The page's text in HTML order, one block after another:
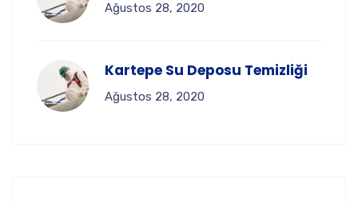
Ağustos 28, 2020
Kartepe Su Deposu Temizliği
Ağustos 28, 2020